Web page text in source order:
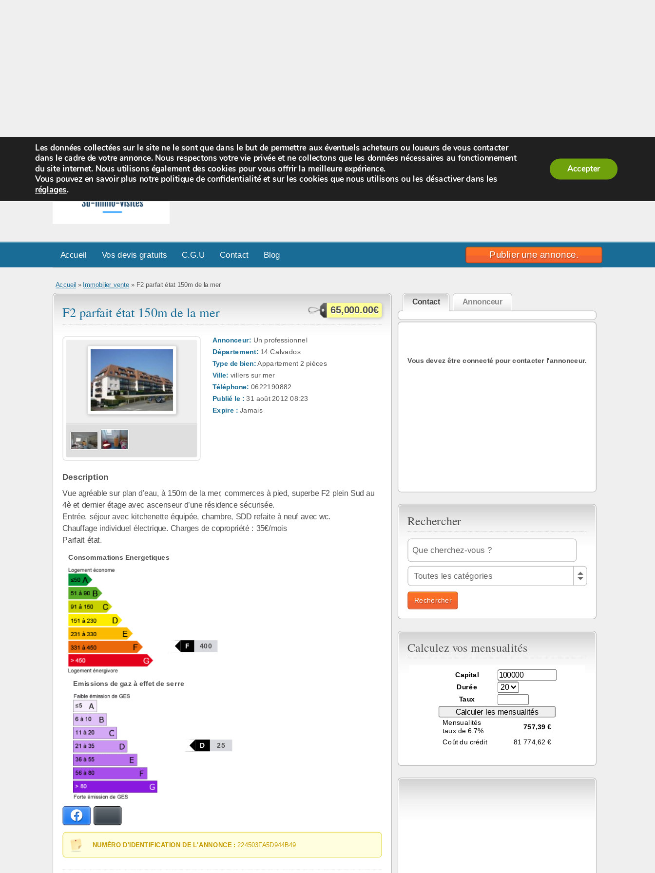
Bienvenue,visiteur ![S'enregistrer
Publier une annonce.
Accueil Vos devis gratuits C.G.U Contact Blog
Accueil » Immobilier vente » F2 parfait état 150m de la mer
65,000.00€
F2 parfait état 150m de la mer
Annonceur: Un professionnel
Département: 14 Calvados
Type de bien:Appartement 2 pièces
Ville: villers sur mer
Téléphone: 0622190882
Publié le : 31 août 2012 08:23
Expire : Jamais
Description
Vue agréable sur plan d’eau, à 150m de la mer, commerces à pied, superbe F2 plein Sud au
4è et dernier étage avec ascenseur d’une résidence sécurisée.
Entrée, séjour avec kitchenette équipée, chambre, SDD refaite à neuf avec wc.
Chauffage individuel électrique. Charges de copropriété : 35€/mois
Parfait état.
Consommations Energetiques
400
F
Emissions de gaz à effet de serre
25
D
NUMÉRO D'IDENTIFICATION DE L'ANNONCE : 224503FA5D944B49
Contact Annonceur
Vous devez être connecté pour contacter l'annonceur.
Rechercher
Toutes les catégories
Calculez vos mensualités
Les données collectées sur le site ne le sont que dans le but de permettre aux éventuels acheteurs ou loueurs de vous contacter
dans le cadre de votre annonce. Nous respectons votre vie privée et ne collectons que les données nécessaires au fonctionnement
du site internet. Nous utilisons également des cookies pour vous offrir la meilleure expérience.
Vous pouvez en savoir plus notre politique de confidentialité et sur les cookies que nous utilisons ou les désactiver dans les
réglages.
Accepter